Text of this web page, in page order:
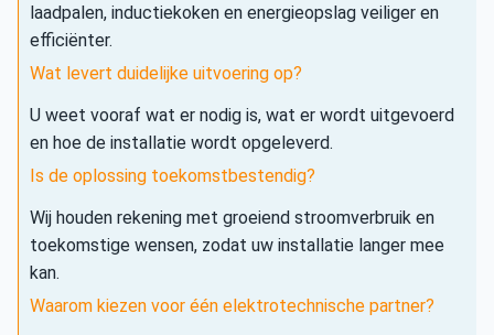
laadpalen, inductiekoken en energieopslag veiliger en
efficiënter.
Wat levert duidelijke uitvoering op?
U weet vooraf wat er nodig is, wat er wordt uitgevoerd
en hoe de installatie wordt opgeleverd.
Is de oplossing toekomstbestendig?
Wij houden rekening met groeiend stroomverbruik en
toekomstige wensen, zodat uw installatie langer mee
kan.
Waarom kiezen voor één elektrotechnische partner?